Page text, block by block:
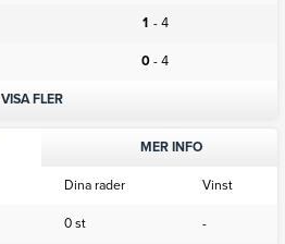
1 -4
0-4
VISA FLER
MER INFO
Dina rader
Vinst
0 st
-